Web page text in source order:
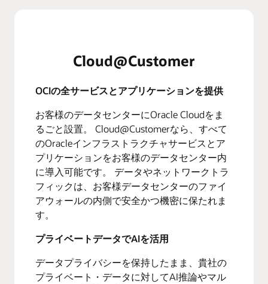
Cloud@Customer
OCIの全サービスとアプリケーションを提供
お客様のデータセンターにOracle Cloudをま
るごと設置。 Cloud@Customerなら、すべて
のOracleインフラストラクチャサービスとア
プリケーションをお客様のデータセンター内
に導入可能です。 データやネットワークトラ
フィックは、お客様データセンターのファイ
アウォールの内側で安全かつ機密に保たれま
す。
プライベートデータでAIを活用
データプライバシーを保持したまま、貴社の
プライベート・データに対してAI推論やマル